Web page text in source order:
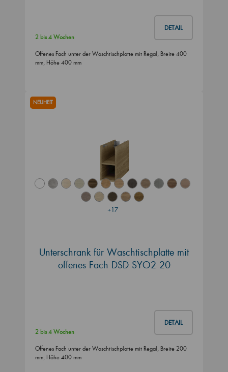
DETAIL
2 bis 4 Wochen
Offenes Fach unter der Waschtischplatte mit Regal, Breite 400
mm, Höhe 400 mm
+17
NEUHEIT
Unterschrank für Waschtischplatte mit
offenes Fach DSD SYO2 20
DETAIL
2 bis 4 Wochen
Offenes Fach unter der Waschtischplatte mit Regal, Breite 200
mm, Höhe 400 mm